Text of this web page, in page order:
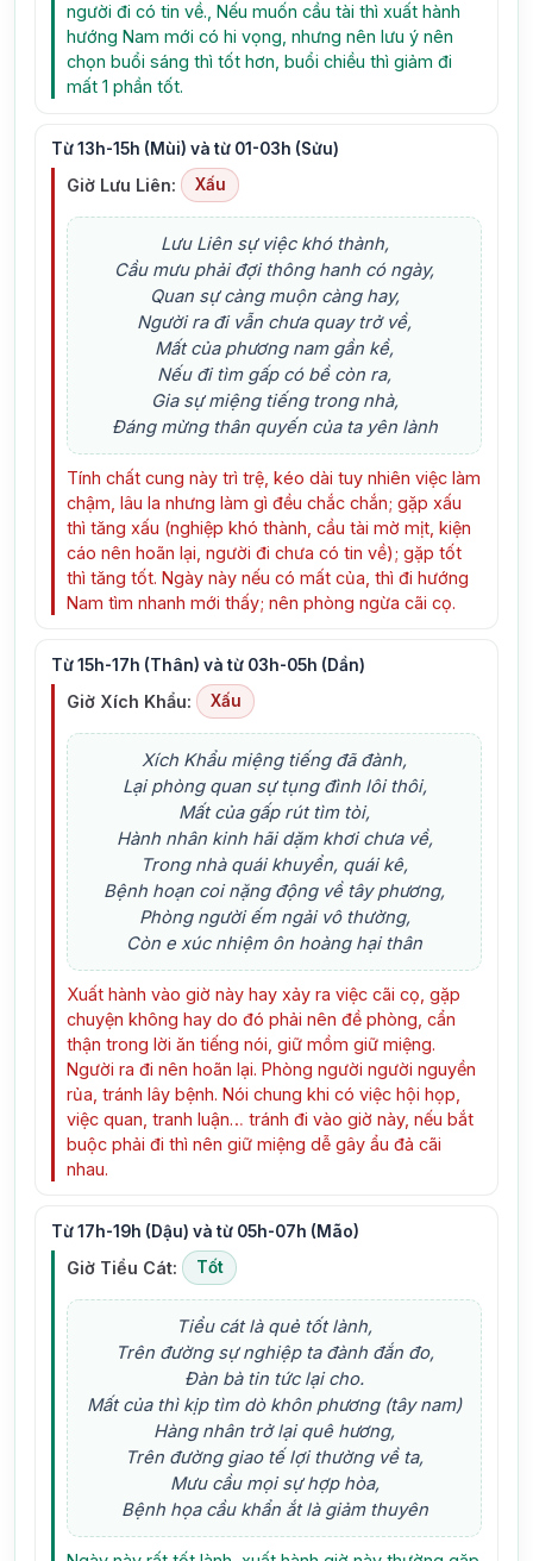
người đi có tin về., Nếu muốn cầu tài thì xuất hành
hướng Nam mới có hi vọng, nhưng nên lưu ý nên
chọn buổi sáng thì tốt hơn, buổi chiều thì giảm đi
mất 1 phần tốt.
Từ 13h-15h (Mùi) và từ 01-03h (Sửu)
Giờ Lưu Liên: Xấu
Lưu Liên sự việc khó thành,
Cầu mưu phải đợi thông hanh có ngày,
Quan sự càng muộn càng hay,
Người ra đi vẫn chưa quay trở về,
Mất của phương nam gần kề,
Nếu đi tìm gấp có bề còn ra,
Gia sự miệng tiếng trong nhà,
Đáng mừng thân quyến của ta yên lành
Tính chất cung này trì trệ, kéo dài tuy nhiên việc làm
chậm, lâu la nhưng làm gì đều chắc chắn; gặp xấu
thì tăng xấu (nghiệp khó thành, cầu tài mờ mịt, kiện
cáo nên hoãn lại, người đi chưa có tin về); gặp tốt
thì tăng tốt. Ngày này nếu có mất của, thì đi hướng
Nam tìm nhanh mới thấy; nên phòng ngừa cãi cọ.
Từ 15h-17h (Thân) và từ 03h-05h (Dần)
Giờ Xích Khẩu: Xấu
Xích Khẩu miệng tiếng đã đành,
Lại phòng quan sự tụng đình lôi thôi,
Mất của gấp rút tìm tòi,
Hành nhân kinh hãi dặm khơi chưa về,
Trong nhà quái khuyển, quái kê,
Bệnh hoạn coi nặng động về tây phương,
Phòng người ếm ngải vô thường,
Còn e xúc nhiệm ôn hoàng hại thân
Xuất hành vào giờ này hay xảy ra việc cãi cọ, gặp
chuyện không hay do đó phải nên đề phòng, cẩn
thận trong lời ăn tiếng nói, giữ mồm giữ miệng.
Người ra đi nên hoãn lại. Phòng người người nguyền
rủa, tránh lây bệnh. Nói chung khi có việc hội họp,
việc quan, tranh luận… tránh đi vào giờ này, nếu bắt
buộc phải đi thì nên giữ miệng dễ gây ẩu đả cãi
nhau.
Từ 17h-19h (Dậu) và từ 05h-07h (Mão)
Giờ Tiểu Cát: Tốt
Tiểu cát là quẻ tốt lành,
Trên đường sự nghiệp ta đành đắn đo,
Đàn bà tin tức lại cho.
Mất của thì kịp tìm dò khôn phương (tây nam)
Hàng nhân trở lại quê hương,
Trên đường giao tế lợi thường về ta,
Mưu cầu mọi sự hợp hòa,
Bệnh họa cầu khẩn ắt là giảm thuyên